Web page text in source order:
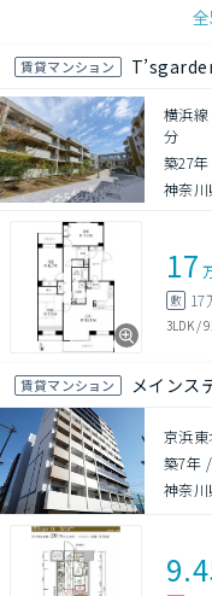
全
賃貸マンション
横浜
分
築27年
神奈
17
敷 17
3LDK/
賃貸マンション メインス
京浜
築7年 /
神奈